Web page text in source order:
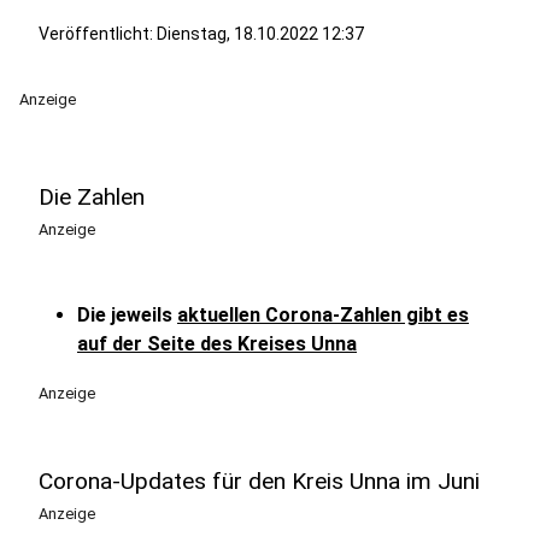
Veröffentlicht: Dienstag, 18.10.2022 12:37
Anzeige
Die Zahlen
Anzeige
Die jeweils aktuellen Corona-Zahlen gibt es
auf der Seite des Kreises Unna
Anzeige
Corona-Updates für den Kreis Unna im Juni
Anzeige